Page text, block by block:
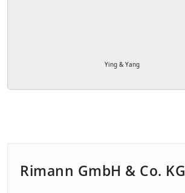
Ying & Yang
Rimann GmbH & Co. KG